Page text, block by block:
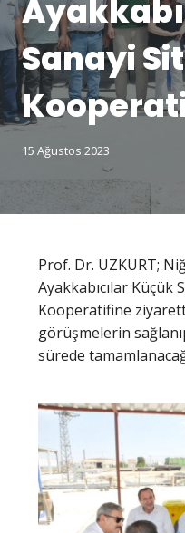
Sanayi
15 Ağustos 2023
Prof. Dr. UZKURT;
Ayakkabıcılar Küçük
Kooperatifine
görüşmelerin
sürede